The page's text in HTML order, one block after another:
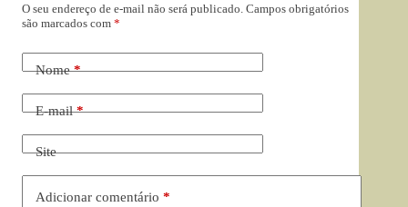
O seu endereço de e-mail não será publicado. Campos obrigatórios
são marcados com *
Nome*
E-mail*
Site
Adicionar comentário *